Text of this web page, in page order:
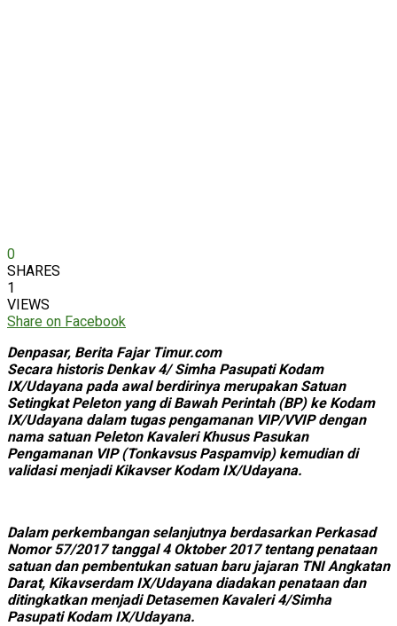
0
SHARES
1
VIEWS
Share on Facebook
Denpasar, Berita Fajar Timur.com
Secara historis Denkav 4/ Simha Pasupati Kodam
IX/Udayana pada awal berdirinya merupakan Satuan
Setingkat Peleton yang di Bawah Perintah (BP) ke Kodam
IX/Udayana dalam tugas pengamanan VIP/VVIP dengan
nama satuan Peleton Kavaleri Khusus Pasukan
Pengamanan VIP (Tonkavsus Paspamvip) kemudian di
validasi menjadi Kikavser Kodam IX/Udayana.
Dalam perkembangan selanjutnya berdasarkan Perkasad
Nomor 57/2017 tanggal 4 Oktober 2017 tentang penataan
satuan dan pembentukan satuan baru jajaran TNI Angkatan
Darat, Kikavserdam IX/Udayana diadakan penataan dan
ditingkatkan menjadi Detasemen Kavaleri 4/Simha
Pasupati Kodam IX/Udayana.